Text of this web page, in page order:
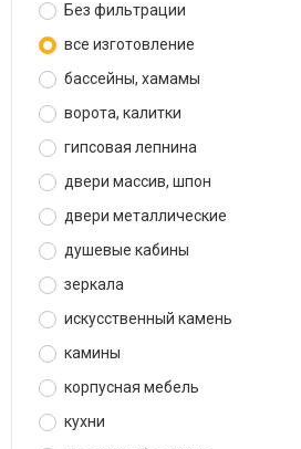
Без фильтрации
все изготовление
бассейны, хамамы
ворота, калитки
гипсовая лепнина
двери массив, шпон
двери металлические
душевые кабины
зеркала
искусственный камень
камины
корпусная мебель
кухни